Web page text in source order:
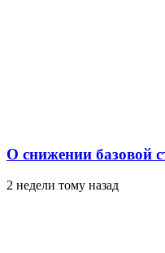
О снижении базовой
2 недели тому назад